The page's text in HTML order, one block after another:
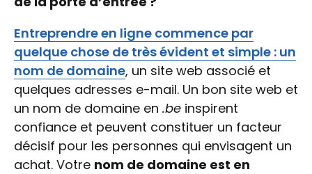
Entreprendre en ligne commence par
quelque chose de très évident et simple : un
nom de domaine, un site web associé et
quelques adresses e-mail. Un bon site web et
un nom de domaine en .be inspirent
confiance et peuvent constituer un facteur
décisif pour les personnes qui envisagent un
achat. Votre nom de domaine est en